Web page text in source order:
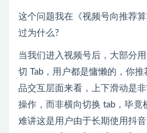
这个问题我在《视频号向推荐
过为什么?
当我们进入视频号后，大部分
切 Tab，用户都是慵懒的，你
品交互层面来看，上下滑动是
操作，而非横向切换 tab，毕竟
难讲这是用户由于长期使用抖